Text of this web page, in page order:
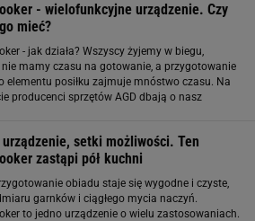
- wielofunkcyjne urządzenie. Czy
mieć?
- jak działa? Wszyscy żyjemy w biegu,
nie mamy czasu na gotowanie, a przygotowanie
elementu posiłku zajmuje mnóstwo czasu. Na
producenci sprzętów AGD dbają o nasz
setki możliwości. Ten
zastąpi pół kuchni
obiadu staje się wygodne i czyste,
garnków i ciągłego mycia naczyń.
to jedno urządzenie o wielu zastosowaniach.